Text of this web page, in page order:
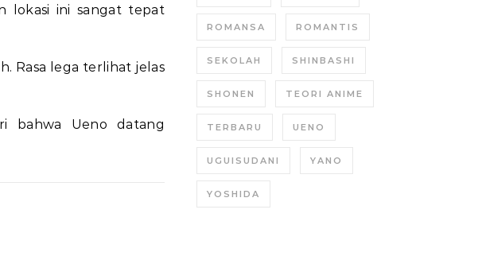
lokasi ini sangat tepat
Rasa lega terlihat jelas
bahwa Ueno datang
ROMANSA ROMANTIS
SEKOLAH SHINBASHI
SHONEN TEORI ANIME
TERBARU UENO
UGUISUDANI YANO
YOSHIDA